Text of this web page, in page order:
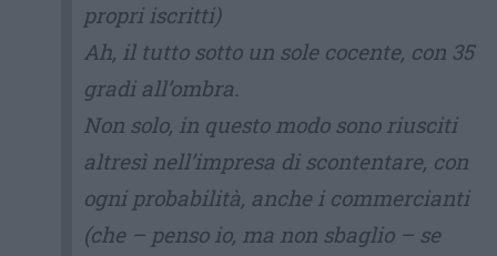
propri iscritti)
Ah, il tutto sotto un sole cocente, con 35
gradi all’ombra.
Non solo, in questo modo sono riusciti
altresì nell’impresa di scontentare, con
ogni probabilità, anche i commercianti
(che – penso io, ma non sbaglio – se